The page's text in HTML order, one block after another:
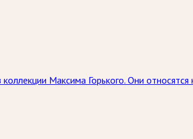
Максима Горького. Они